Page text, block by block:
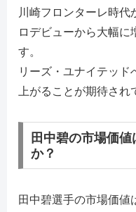
川崎フロンターレ時
ロデビューから大幅に
す。
リーズ・ユナイテッ
上がることが期待され
田中碧の市場価
か？
田中碧選手の市場価値